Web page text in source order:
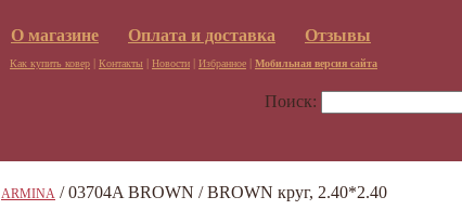
О магазине Оплата и доставка Отзывы
Как купить ковер | Контакты | Новости | Избранное | Мобильная версия сайта
Поиск:
ARMINA / 03704A BROWN / BROWN круг, 2.40*2.40